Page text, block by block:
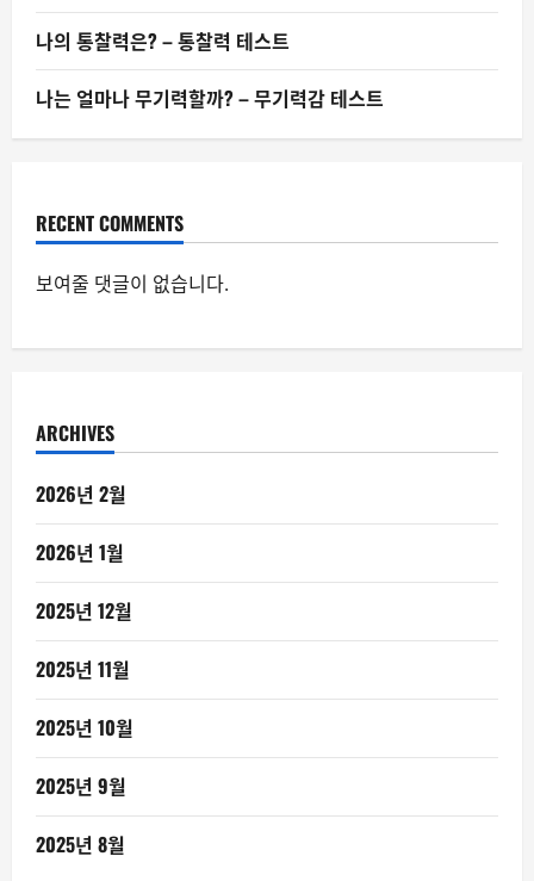
나의 통찰력은? – 통찰력 테스트
나는 얼마나 무기력할까? – 무기력감 테스트
RECENT COMMENTS
보여줄 댓글이 없습니다.
ARCHIVES
2026년 2월
2026년 1월
2025년 12월
2025년 11월
2025년 10월
2025년 9월
2025년 8월